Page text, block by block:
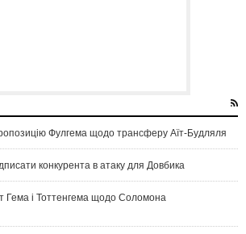
Фулгема щодо трансферу Аїт-Будляля
конкурента в атаку для Довбика
Гема і Тоттенгема щодо Соломона